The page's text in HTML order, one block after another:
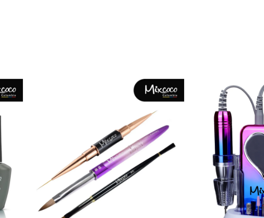
CATEGORÍAS PRINCIPALES